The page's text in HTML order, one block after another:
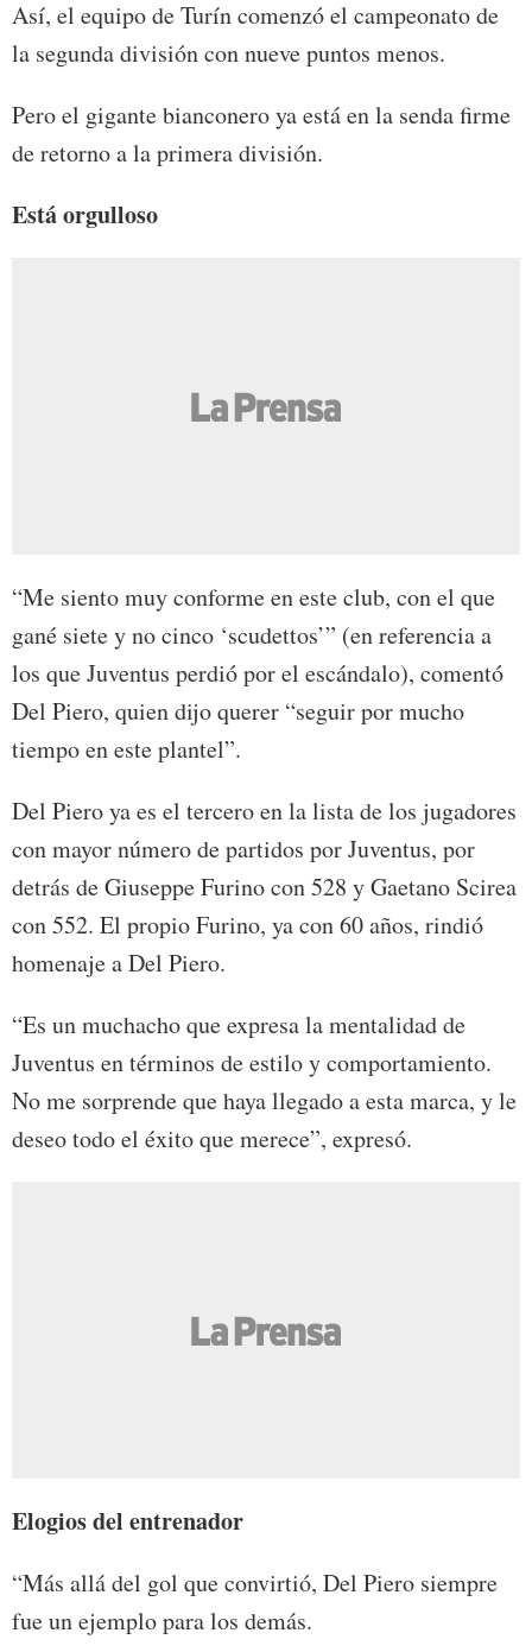
Así, el equipo de Turín comenzó el campeonato de
la segunda división con nueve puntos menos.
Pero el gigante bianconero ya está en la senda firme
de retorno a la primera división.
Está orgulloso
“Me siento muy conforme en este club, con el que
gané siete y no cinco ‘scudettos’” (en referencia a
los que Juventus perdió por el escándalo), comentó
Del Piero, quien dijo querer “seguir por mucho
tiempo en este plantel”.
Del Piero ya es el tercero en la lista de los jugadores
con mayor número de partidos por Juventus, por
detrás de Giuseppe Furino con 528 y Gaetano Scirea
con 552. El propio Furino, ya con 60 años, rindió
homenaje a Del Piero.
“Es un muchacho que expresa la mentalidad de
Juventus en términos de estilo y comportamiento.
No me sorprende que haya llegado a esta marca, y le
deseo todo el éxito que merece”, expresó.
Elogios del entrenador
“Más allá del gol que convirtió, Del Piero siempre
fue un ejemplo para los demás.